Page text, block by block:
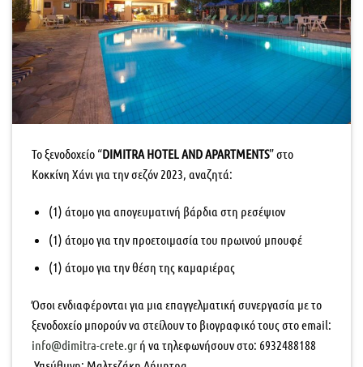
Το ξενοδοχείο “DIMITRA HOTEL AND APARTMENTS” στο
Κοκκίνη Χάνι για την σεζόν 2023, αναζητά:
(1) άτομο για απογευματινή βάρδια στη ρεσέψιον
(1) άτομο για την προετοιμασία του πρωινού μπουφέ
(1) άτομο για την θέση της καμαριέρας
Όσοι ενδιαφέρονται για μια επαγγελματική συνεργασία με το
ξενοδοχείο μπορούν να στείλουν το βιογραφικό τους στοemail:
info@dimitra-crete.gr ή να τηλεφωνήσουν στο: 6932488188